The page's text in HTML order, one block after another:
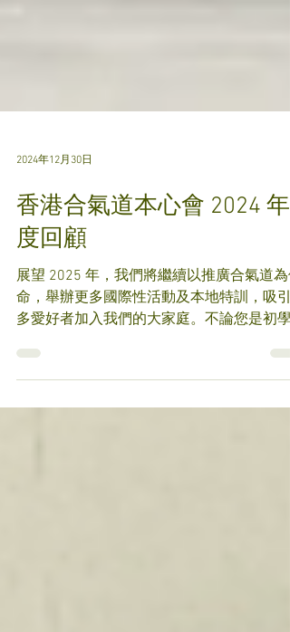
2024年12月30日
香港合氣道本心會 2024 年
度回顧
展望 2025 年，我們將繼續以推廣合氣道為
多愛好者加入我們的大家庭。不論您是初學
還是已具經驗的練習者，香港合氣道本心會
歡迎您踏上這段充滿挑戰與和諧的旅程。